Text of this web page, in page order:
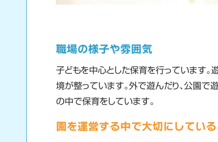
職場の様子や雰囲気
子どもを中心とした保育を行っています。
境が整っています。外で遊んだり、公園で
の中で保育をしています。
園を運営する中で大切にしてい